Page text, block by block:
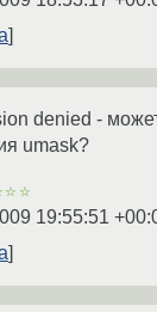
denied -
umask?
19:55:51